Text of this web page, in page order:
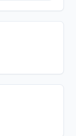
2026-
05-31
2026-
05-31